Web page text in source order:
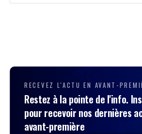
RECEVEZ L'ACTU EN AVANT-
Restez à la pointe de l'info.
pour recevoir nos dernières
avant-première